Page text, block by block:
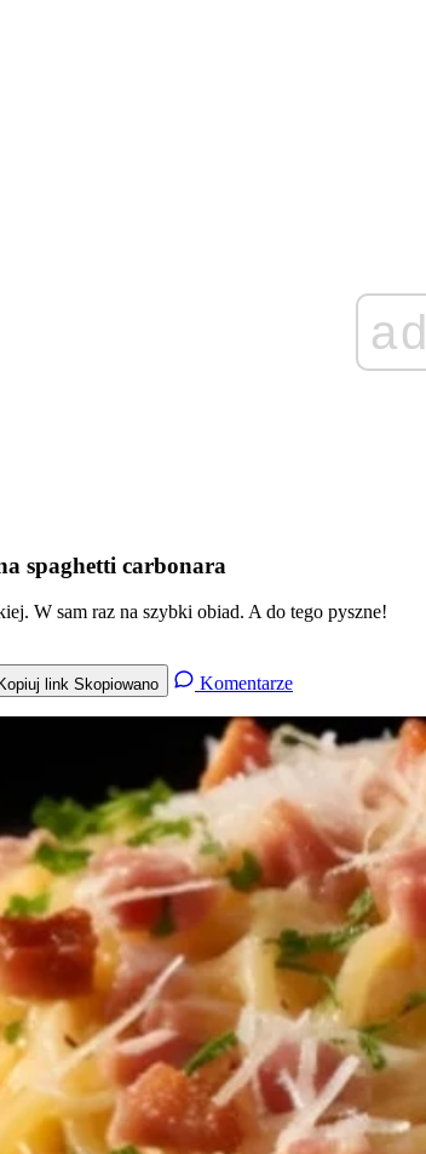
ad
spaghetti carbonara
W sam raz na szybki obiad. A do tego pyszne!
Kopiuj link Skopiowano Komentarze